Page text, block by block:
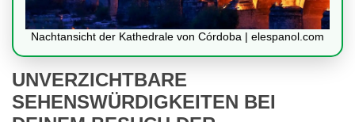
Nachtansicht der Kathedrale von Córdoba | elespanol.com
UNVERZICHTBARE
SEHENSWÜRDIGKEITEN BEI